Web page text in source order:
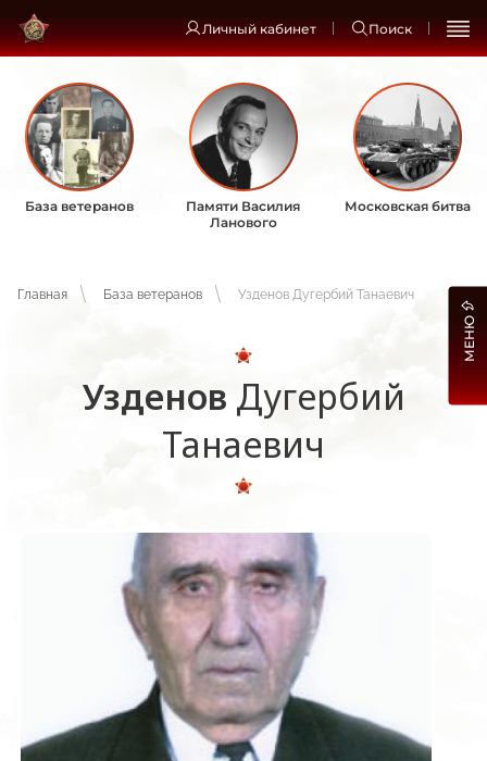
Личный кабинет Поиск
База ветеранов
Памяти Василия
Ланового
Московская битва
Главная База ветеранов Узденов Дугербий Танаевич
Узденов Дугербий
Танаевич
МЕНЮ